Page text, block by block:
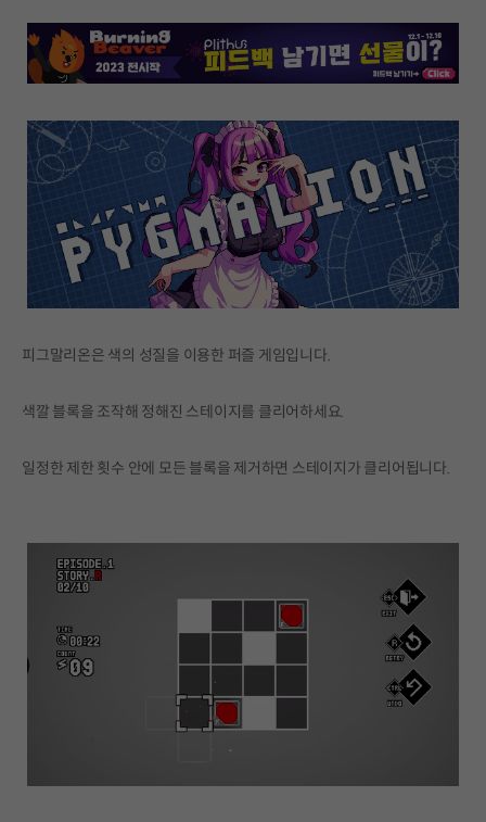
피그말리온은 색의 성질을 이용한 퍼즐 게임입니다.
색깔 블록을 조작해 정해진 스테이지를 클리어하세요.
일정한 제한 횟수 안에 모든 블록을 제거하면 스테이지가 클리어됩니다.